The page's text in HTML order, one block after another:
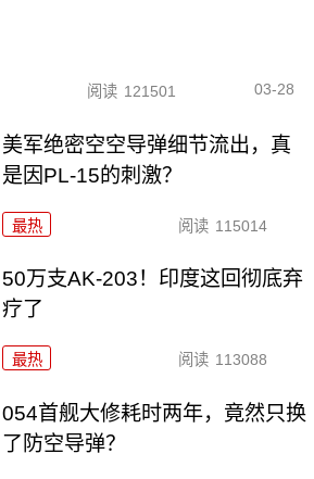
阅读 121501 03-28
美军绝密空空导弹细节流出，真
是因PL-15的刺激？
最热 阅读 115014
50万支AK-203！印度这回彻底弃
疗了
最热 阅读 113088
054首舰大修耗时两年，竟然只换
了防空导弹？